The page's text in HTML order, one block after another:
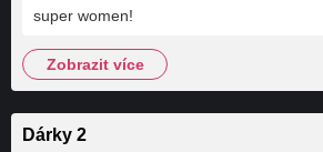
super women!
zobrazit více
Dárky 2